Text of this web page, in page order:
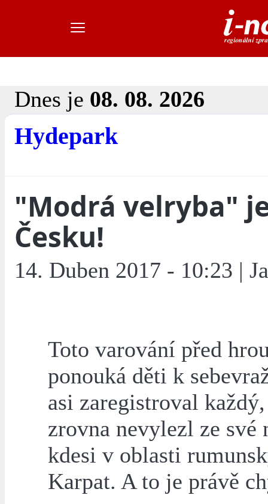
Dnes je 08. 08. 2026
Hydepark
"Modrá velryba"
Česku!
14. Duben 2017 - 10:23 |
Toto varování před
ponouká děti k
asi zaregistroval
zrovna nevylezl ze své
kdesi v oblasti
Karpat. A to je právě